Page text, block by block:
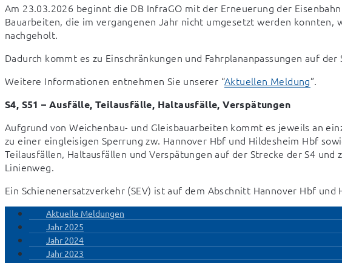
Am 23.03.2026 beginnt die DB InfraGO mit der Erneuerung der
Bauarbeiten, die im vergangenen Jahr nicht umgesetzt werden konnten,
nachgeholt.
Dadurch kommt es zu Einschränkungen und Fahrplananpassungen auf der
Weitere Informationen entnehmen Sie unserer “Aktuellen Meldung”.
S4, S51 – Ausfälle, Teilausfälle, Haltausfälle, Verspätungen
Aufgrund von Weichenbau- und Gleisbauarbeiten kommt es jeweils an
zu einer eingleisigen Sperrung zw. Hannover Hbf und Hildesheim Hbf
Teilausfällen, Haltausfällen und Verspätungen auf der Strecke der S4 und
Linienweg.
Ein Schienenersatzverkehr (SEV) ist auf dem Abschnitt Hannover Hbf
Aktuelle Meldungen
Jahr 2025
Jahr 2024
Jahr 2023